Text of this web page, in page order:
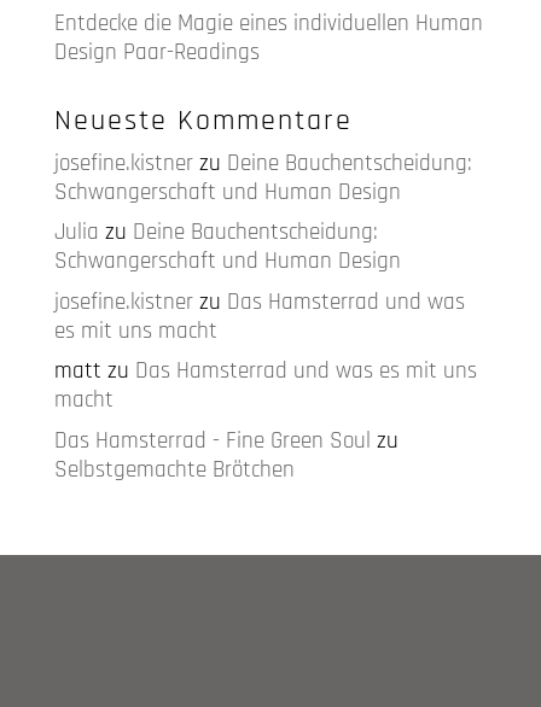
Entdecke die Magie eines individuellen Human
Design Paar-Readings
Neueste Kommentare
josefine.kistnerzu Deine Bauchentscheidung:
Schwangerschaft und Human Design
Julia zu Deine Bauchentscheidung:
Schwangerschaft und Human Design
josefine.kistnerzu Das Hamsterrad und was
es mit uns macht
matt zu Das Hamsterrad und was es mit uns
macht
Das Hamsterrad - Fine Green Soul zu
Selbstgemachte Brötchen